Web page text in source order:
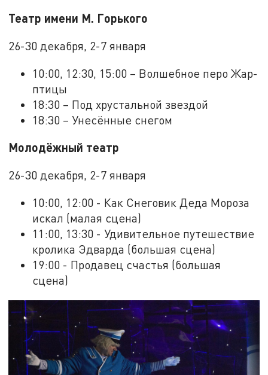
Театр имени М. Горького
26-30 декабря, 2-7 января
10:00, 12:30, 15:00 – Волшебное перо Жар-
птицы
18:30 – Под хрустальной звездой
18:30 – Унесённые снегом
Молодёжный театр
26-30 декабря, 2-7 января
10:00, 12:00 - Как Снеговик Деда Мороза
искал (малая сцена)
11:00, 13:30 - Удивительное путешествие
кролика Эдварда (большая сцена)
19:00 - Продавец счастья (большая
сцена)